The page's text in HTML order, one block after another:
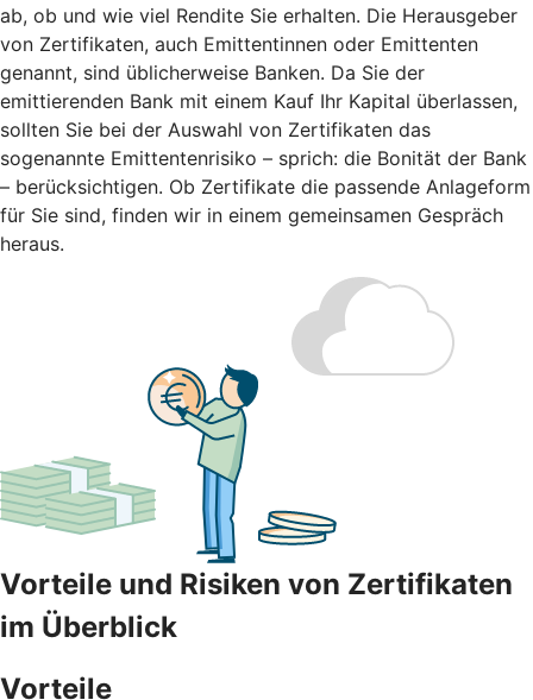
ab, ob und wie viel Rendite Sie erhalten. Die Herausgeber
von Zertifikaten, auch Emittentinnen oder Emittenten
genannt, sind üblicherweise Banken. Da Sie der
emittierenden Bank mit einem Kauf Ihr Kapital überlassen,
sollten Sie bei der Auswahl von Zertifikaten das
sogenannte Emittentenrisiko – sprich: die Bonität der Bank
– berücksichtigen. Ob Zertifikate die passende Anlageform
für Sie sind, finden wir in einem gemeinsamen Gespräch
heraus.
Vorteile und Risiken von Zertifikaten
im Überblick
Vorteile